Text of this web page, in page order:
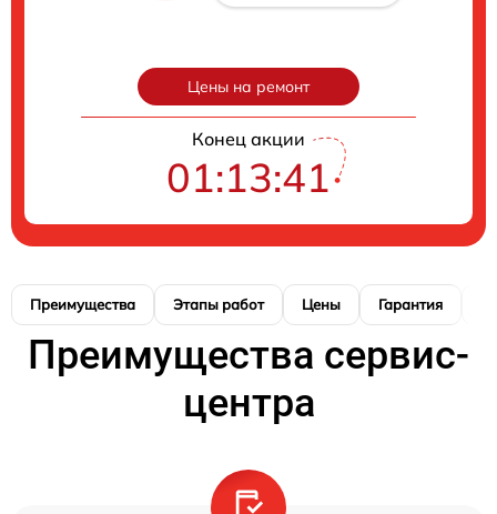
Цены на ремонт
Конец акции
01:13:40
Преимущества Этапы работ Цены Гарантия
Преимущества сервис-
центра